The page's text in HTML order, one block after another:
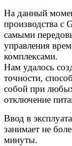
На данный
производства с
самыми
управления
комплексами.
Нам удалось
точности,
собой при
отключение
Ввод в
занимает не
минуты.